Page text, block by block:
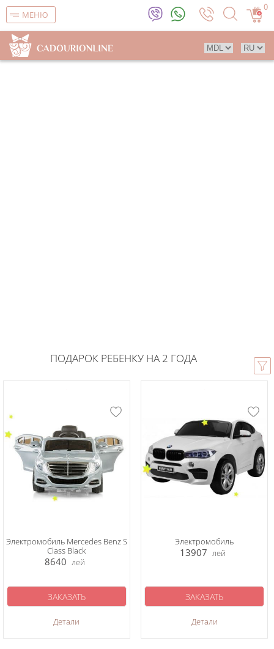
МЕНЮ
0
ПОДАРОК РЕБЕНКУ НА 2 ГОДА
Электромобиль Mercedes Benz S
Class Black
8640 лей
Детали
ЗАКАЗАТЬ
Электромобиль
13907 лей
Детали
ЗАКАЗАТЬ